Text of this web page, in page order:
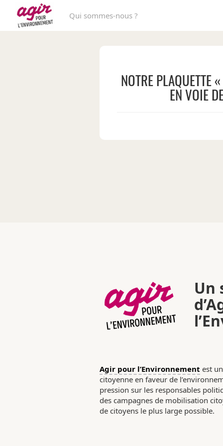
Qui sommes-nous ?
NOTRE PLAQUETTE
EN VOIE
Un
Agir pour l’Environnement est
citoyenne en faveur de
pression sur les responsables
des campagnes de mobilisation
de citoyens le plus large possible.